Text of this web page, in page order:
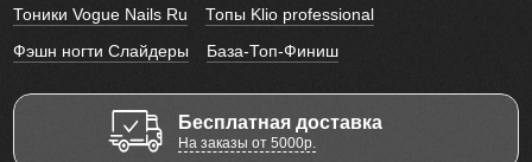
Тоники Vogue Nails Ru
Топы Klio professional
Фэшн ногти Слайдеры
База-Топ-Финиш
Бесплатная доставка
На заказы от 5000р.